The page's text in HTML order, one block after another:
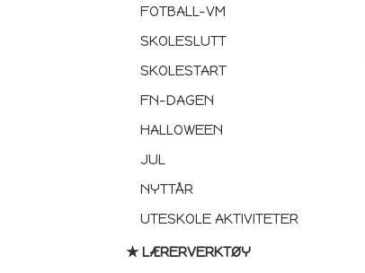
FOTBALL-VM
SKOLESLUTT
SKOLESTART
FN-DAGEN
HALLOWEEN
JUL
NYTTÅR
UTESKOLE AKTIVITETER
★ LÆRERVERKTØY